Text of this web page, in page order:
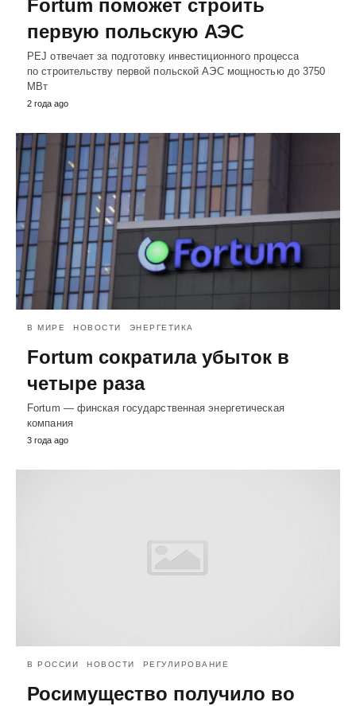
Fortum поможет строить
первую польскую АЭС
PEJ отвечает за подготовку инвестиционного процесса
по строительству первой польской АЭС мощностью до 3750
МВт
2 года ago
В МИРЕ НОВОСТИ ЭНЕРГЕТИКА
Fortum сократила убыток в
четыре раза
Fortum — финская государственная энергетическая
компания
3 года ago
В РОССИИ НОВОСТИ РЕГУЛИРОВАНИЕ
Росимущество получило во